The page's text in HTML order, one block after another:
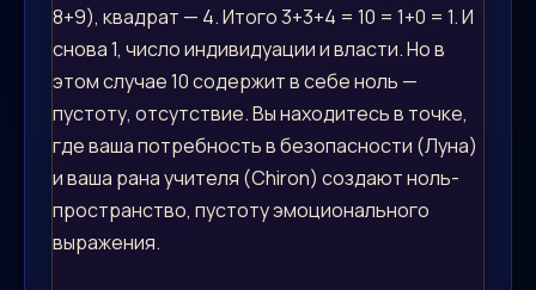
8+9), квадрат — 4. Итого 3+3+4 = 10 = 1+0 = 1. И
снова 1, число индивидуации и власти. Но в
этом случае 10 содержит в себе ноль —
пустоту, отсутствие. Вы находитесь в точке,
где ваша потребность в безопасности (Луна)
и ваша рана учителя (Chiron) создают ноль-
пространство, пустоту эмоционального
выражения.